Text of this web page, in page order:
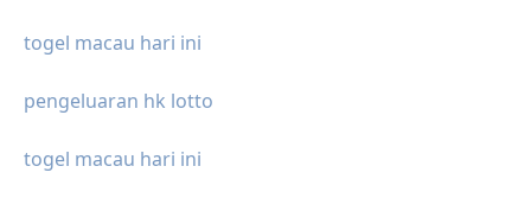
togel macau hari ini
pengeluaran hk lotto
togel macau hari ini